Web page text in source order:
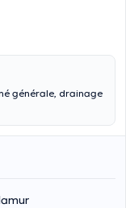
générale, drainage